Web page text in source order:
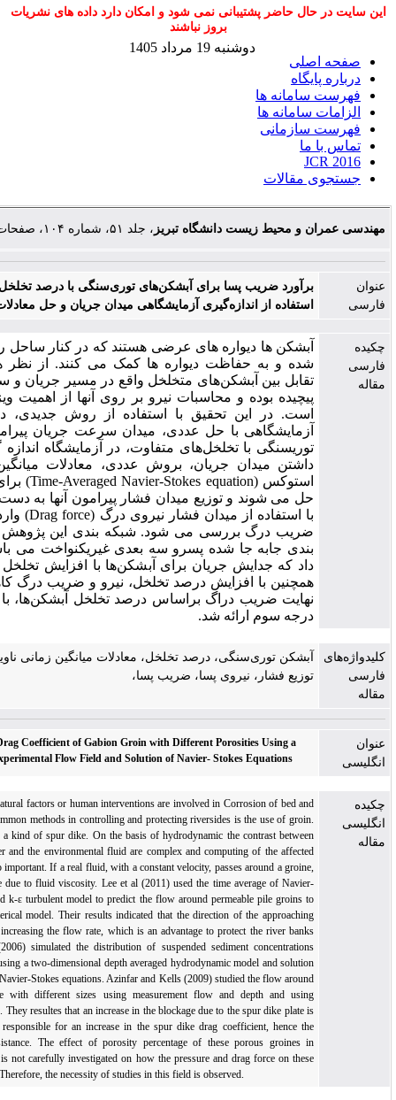
حاضر پشتیبانی نمی شود و امکان دارد داده های نشریات
ها
ها
محیط زیست دانشگاه تبریز، جلد ۵۱، شماره ۱۰۴، صفحات ۱۵۹-۱۶۹
ضریب پسا برای آبشکن‌های توری‌سنگی با درصد تخلخل‌های متفاوت با
از اندازه‌گیری آزمایشگاهی میدان جریان و حل معادلات ناویر استوکس
ها دیواره ­های عرضی هستند که در کنار ساحل رودخانه، ساخته
و به حفاظت دیواره­ ها کمک می ­کنند. از نظر هیدرودینامیکی،
بین آبشکن‌های متخلخل واقع در مسیر جریان و سیال اطراف آن
بوده و محاسبات نیرو بر روی آن­ها از اهمیت ویژه­ای برخوردار
در این تحقیق با استفاده از روش جدیدی، در ترکیب نتایج
با حل عددی، میدان سرعت جریان پیرامون آبشکن‌های
با تخلخل‌های متفاوت، در آزمایشگاه اندازه ­گیری شده و با
میدان جریان، بروش عددی، معادلات میانگین زمانی ناویر-
استوکس (Time-Averaged Navier-Stokes equation) برای جریان آشفته
می­ شوند و توزیع میدان فشار پیرامون آن­ها به ­دست می­ آید. سپس
با استفاده از میدان فشار نیروی درگ (Drag force) وارد بر آبشکن‌ها و
ضریب درگ بررسی می ­شود. شبکه ­بندی این پژوهش از نوع شبکه ­
جابه­ جا شده پسرو سه ­بعدی غیریکنواخت می ­باشد. نتایج نشان
که جدایش جریان برای آبشکن‌ها با افزایش تخلخل کاهش می‌یابد.
با افزایش درصد تخلخل، نیرو و ضریب درگ کاهش یافته و در
ضریب دراگ براساس درصد تخلخل آبشکن‌ها، با برازش منحنی
سوم ارائه شد.
توری‌سنگی، درصد تخلخل، معادلات میانگین زمانی ناویر- استوکس،
فشار، نیروی پسا، ضریب پسا،
Estimation of the Drag Coefficient of Gabion Groin with Different Porosities Using a
Measurement of Experimental Flow Field and Solution of Navier- Stokes Equations
Rivers affected by natural factors or human interventions are involved in Corrosion of bed
sides. One of the common methods in controlling and protecting riversides is the use of
Gabion groynes are a kind of spur dike. On the basis of hydrodynamic the contrast
gabion groin of river and the environmental fluid are complex and computing of the
force on them are so important. If a real fluid, with a constant velocity, passes around a
there is a drag force due to fluid viscosity. Lee et al (2011) used the time average of
Stokes equations and k-ε turbulent model to predict the flow around permeable pile groins
develop a 2-D numerical model. Their results indicated that the direction of the
flow is diverted by increasing the flow rate, which is an advantage to protect the river
Duan and Nanda (2006) simulated the distribution of suspended sediment
around a spur dike using a two-dimensional depth averaged hydrodynamic model and
of two-dimensional Navier-Stokes equations. Azinfar and Kells (2009) studied the flow
a single spure dike with different sizes using measurement flow and depth and
momentum equation. They resultes that an increase in the blockage due to the spur dike
the main parameter responsible for an increase in the spur dike drag coefficient, hence
associated flow resistance. The effect of porosity percentage of these porous groines
channels and rivers is not carefully investigated on how the pressure and drag force on
groin is distributed. Therefore, the necessity of studies in this field is observed.